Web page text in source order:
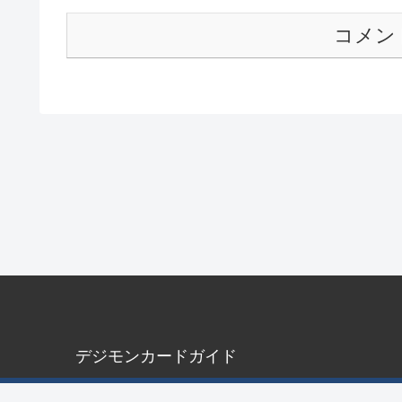
コメン
デジモンカードガイド